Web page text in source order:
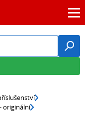
originální